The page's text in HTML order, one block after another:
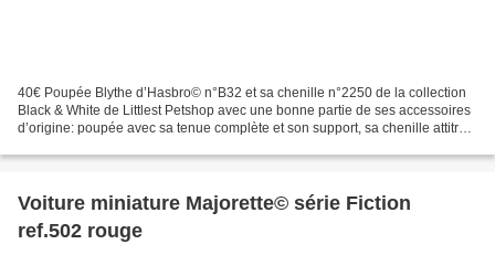
40€ Poupée Blythe d’Hasbro© n°B32 et sa chenille n°2250 de la collection
Black & White de Littlest Petshop avec une bonne partie de ses accessoires
d’origine: poupée avec sa tenue complète et son support, sa chenille attitrée,
Voiture miniature Majorette© série Fiction
ref.502 rouge